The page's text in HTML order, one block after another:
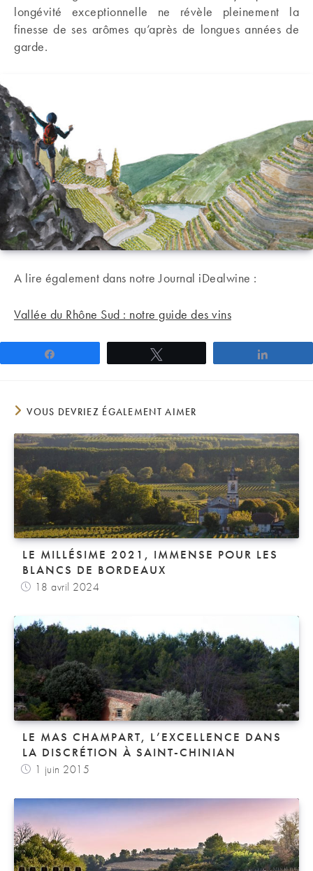
longévité exceptionnelle ne révèle pleinement la
finesse de ses arômes qu’après de longues années de
garde.
A lire également dans notre Journal iDealwine :
Vallée du Rhône Sud : notre guide des vins
VOUS DEVRIEZ ÉGALEMENT AIMER
LE MILLÉSIME 2021, IMMENSE POUR LES
BLANCS DE BORDEAUX
18 avril 2024
LE MAS CHAMPART, L’EXCELLENCE DANS
LA DISCRÉTION À SAINT-CHINIAN
1 juin 2015